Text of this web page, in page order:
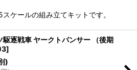
ケールの組み立てキットです。
逐戦車 ヤークトパンサー （後期
]
)